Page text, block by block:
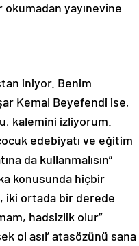
yayınevine
iniyor. Benim
Kemal Beyefendi ise,
kalemini izliyorum.
edebiyatı ve eğitim
da kullanmalısın”
konusunda hiçbir
iki ortada bir derede
hadsizlik olur”
ol asıl’ atasözünü sana